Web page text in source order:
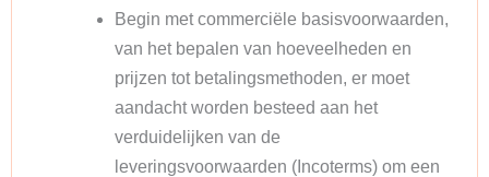
Begin met commerciële basisvoorwaarden,
van het bepalen van hoeveelheden en
prijzen tot betalingsmethoden, er moet
aandacht worden besteed aan het
verduidelijken van de
leveringsvoorwaarden (Incoterms) om een